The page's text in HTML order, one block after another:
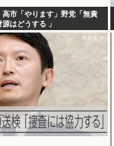
市「やります」野党「無責
はどうする 」